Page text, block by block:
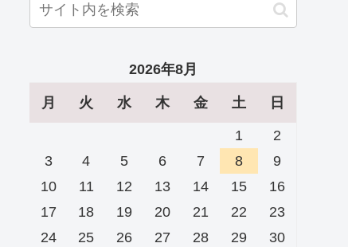
2026年8月
月 火 水 木 金 土 日
1
2
3
4 5 6 7 8
9
10
11 12 13 14 15
16
17
18 19 20 21 22
23
24
25 26 27 28 29
30